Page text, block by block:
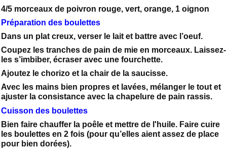
4/5 morceaux de poivron rouge, vert, orange, 1 oignon
Préparation des boulettes
Dans un plat creux, verser le lait et battre avec l’oeuf.
Coupez les tranches de pain de mie en morceaux. Laissez-
les s’imbiber, écraser avec une fourchette.
Ajoutez le chorizo et la chair de la saucisse.
Avec les mains bien propres et lavées, mélanger le tout et
ajuster la consistance avec la chapelure de pain rassis.
Cuisson des boulettes
Bien faire chauffer la poêle et mettre de l'huile. Faire cuire
les boulettes en 2 fois (pour qu’elles aient assez de place
pour bien dorées).